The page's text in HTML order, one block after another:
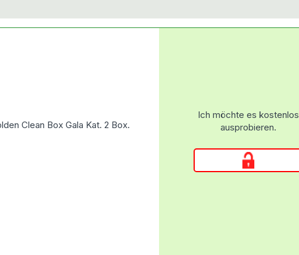
Clean Box Gala Kat. 2 Box.
Ich möchte es kostenlos
ausprobieren.